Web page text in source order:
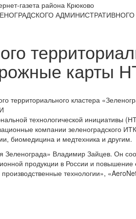
газета района Крюково
АДМИНИСТРАТИВНОГО
карты
технологической инициативы
компании зеленоградского
биомедицина и медтехника и другим.
Владимир Зайцев. Он
продукции в России и повышение
технологии»,